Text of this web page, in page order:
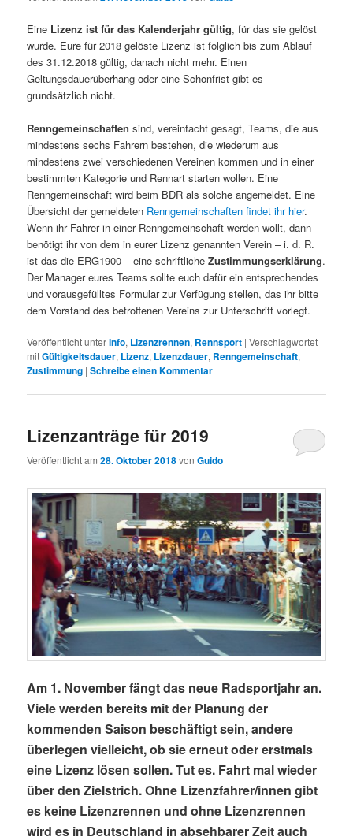
Eine Lizenz ist für das Kalenderjahr gültig, für das sie gelöst
wurde. Eure für 2018 gelöste Lizenz ist folglich bis zum Ablauf
des 31.12.2018 gültig, danach nicht mehr. Einen
Geltungsdauerüberhang oder eine Schonfrist gibt es
grundsätzlich nicht.
Renngemeinschaften sind, vereinfacht gesagt, Teams, die aus
mindestens sechs Fahrern bestehen, die wiederum aus
mindestens zwei verschiedenen Vereinen kommen und in einer
bestimmten Kategorie und Rennart starten wollen. Eine
Renngemeinschaft wird beim BDR als solche angemeldet. Eine
Übersicht der gemeldeten Renngemeinschaften findet ihr hier.
Wenn ihr Fahrer in einer Renngemeinschaft werden wollt, dann
benötigt ihr von dem in eurer Lizenz genannten Verein – i. d. R.
ist das die ERG1900 – eine schriftlicheZustimmungserklärung.
Der Manager eures Teams sollte euch dafür ein entsprechendes
und vorausgefülltes Formular zur Verfügung stellen, das ihr bitte
dem Vorstand des betroffenen Vereins zur Unterschrift vorlegt.
Veröffentlicht unterInfo, Lizenzrennen, Rennsport |Verschlagwortet
mitGültigkeitsdauer, Lizenz, Lizenzdauer, Renngemeinschaft,
Zustimmung |Schreibe einen Kommentar
Lizenzanträge für 2019
Veröffentlicht am28. Oktober 2018vonGuido
Am 1. November fängt das neue Radsportjahr an.
Viele werden bereits mit der Planung der
kommenden Saison beschäftigt sein, andere
überlegen vielleicht, ob sie erneut oder erstmals
eine Lizenz lösen sollen. Tut es. Fahrt mal wieder
über den Zielstrich. Ohne Lizenzfahrer/innen gibt
es keine Lizenzrennen und ohne Lizenzrennen
wird es in Deutschland in absehbarer Zeit auch